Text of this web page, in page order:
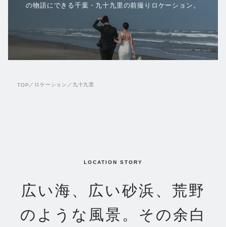
の物語にできる千葉・九十九里の前撮りロケーション。
TOP ／ ロケーション ／ 九十九里
LOCATION STORY
広い海、広い砂浜、荒野
のような風景。その余白